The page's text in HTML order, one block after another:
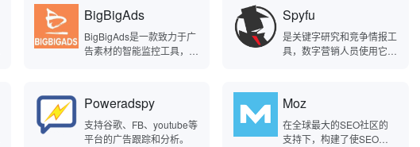
过分析网站的HTTP头、HT
ML标签、脚本和URL结构
等，快速识别网站使用的技
据库、API等。
够精准高效定制搜索，筛选
出适合您业务的合作伙伴，
搭建联系纽带，扩大您的客
增长。
BigBigAds
BigBigAds是一款致力于广
告素材的智能监控工具，提
询等精准的广告情报追踪及
数据分析服务功能。BigBig
Ads平台拥有庞大的全球广
Spyfu
是关键字研究和竞争情报工
具，数字营销人员使用它来
Poweradspy
支持谷歌、FB、youtube等
平台的广告跟踪和分析。
Moz
在全球最大的SEO社区的
支持下，构建了使SEO，